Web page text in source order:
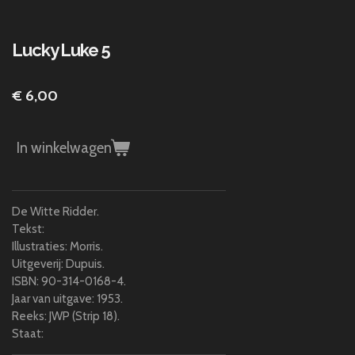
Lucky Luke 5
€ 6,00
In winkelwagen
De Witte Ridder.
Tekst:
Illustraties: Morris.
Uitgeverij: Dupuis.
ISBN: 90-314-0168-4.
Jaar van uitgave: 1953.
Reeks: JWP (Strip 18).
Staat: